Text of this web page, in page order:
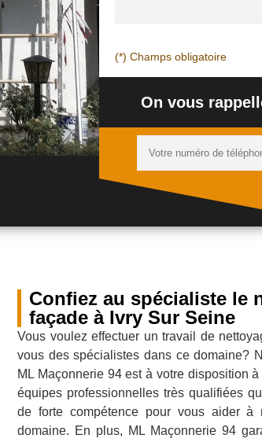
ET
94
BÉTON DÉSACTIVÉ
(*) Champs obligatoire
On vous
Confiez au spécialiste le
façade à Ivry Sur Seine
Vous voulez effectuer un travail de
vous des spécialistes dans ce domaine?
ML Maçonnerie 94 est à votre disposition
équipes professionnelles très qualifiées
de forte compétence pour vous aider à
domaine. En plus, ML Maçonnerie 94